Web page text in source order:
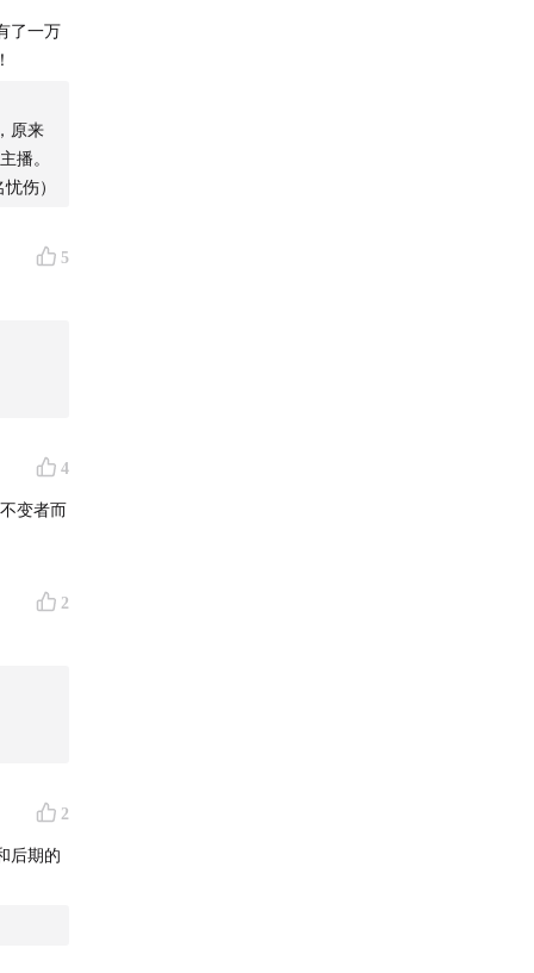
装，
的复
论须
作，
不坐
知道
巨
我出
一个小
都是
销商
天已
上我
回家，
一个
交车
起
充满
了招
了一万
原来
播。
伤）
5
4
2
2
后期的